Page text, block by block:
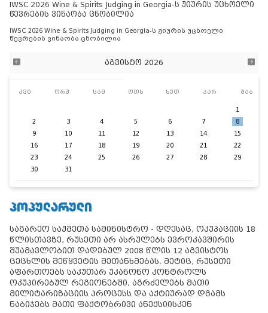
IWSC 2026 Wine & Spirits Judging in Georgia-ს ჟიურის უცხოელი
წევრების ვინაობა ცნობილია
IWSC 2026 Wine & Spirits Judging in Georgia-ს ჟიურის უცხოელი
წევრების ვინაობა ცნობილია
აგვისტო 2026
კვი ორშ სამ ოთხ ხუთ პარ შაბ
1
2
3 4 5 6 7
8
9
10 11 12 13 14
15
16
17 18 19 20 21
22
23
24 25 26 27 28
29
30
31
ᲞᲝᲞᲣᲚᲐᲠᲣᲚᲘ
საგარეო საქმეთა სამინისტრო - დღესაც, ოკუპაციის 18
წლისთავზე, რუსეთი არ ასრულებს ევროკავშირის
შუამავლობით დადებულ 2008 წლის 12 აგვისტოს
ცეცხლის შეწყვეტის შეთანხმებას. მეტიც, რუსეთი
აფართოებს საკუთარ უკანონო კონტროლს
ოკუპირებულ რეგიონებში, აგრძელებს მათი
მილიტარიზაციის პროცესს და აქტიურად დგამს
ნაბიჯებს მათი ფაქტობრივი ანექსიისკენ